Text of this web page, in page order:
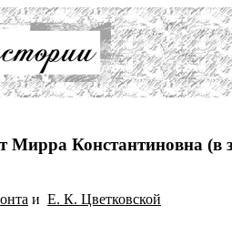
Мирра Константиновна (в
и Е. К. Цветковской